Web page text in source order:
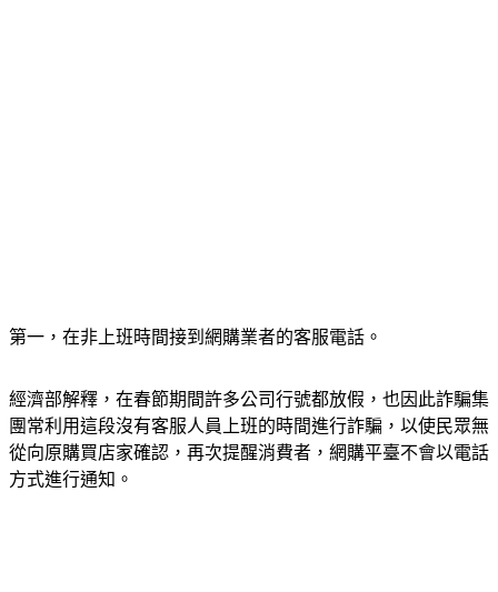
第一，在非上班時間接到網購業者的客服電話。
經濟部解釋，在春節期間許多公司行號都放假，也因此詐騙集
團常利用這段沒有客服人員上班的時間進行詐騙，以使民眾無
從向原購買店家確認，再次提醒消費者，網購平臺不會以電話
方式進行通知。